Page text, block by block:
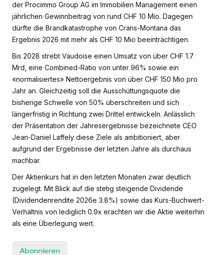
der Procimmo Group AG im Immobilien Management einen
jährlichen Gewinnbeitrag von rund CHF 10 Mio. Dagegen
dürfte die Brandkatastrophe von Crans-Montana das
Ergebnis 2026 mit mehr als CHF 10 Mio beeinträchtigen.
Bis 2028 strebt Vaudoise einen Umsatz von über CHF 1.7
Mrd, eine Combined-Ratio von unter 96% sowie ein
«normalisiertes» Nettoergebnis von über CHF 150 Mio pro
Jahr an. Gleichzeitig soll die Ausschüttungsquote die
bisherige Schwelle von 50% überschreiten und sich
längerfristig in Richtung zwei Drittel entwickeln. Anlässlich
der Präsentation der Jahresergebnisse bezeichnete CEO
Jean-Daniel Laffely diese Ziele als ambitioniert, aber
aufgrund der Ergebnisse der letzten Jahre als durchaus
machbar.
Der Aktienkurs hat in den letzten Monaten zwar deutlich
zugelegt. Mit Blick auf die stetig steigende Dividende
(Dividendenrendite 2026e 3.8%) sowie das Kurs-Buchwert-
Verhältnis von lediglich 0.9x erachten wir die Aktie weiterhin
als eine Überlegung wert.
Abonnieren